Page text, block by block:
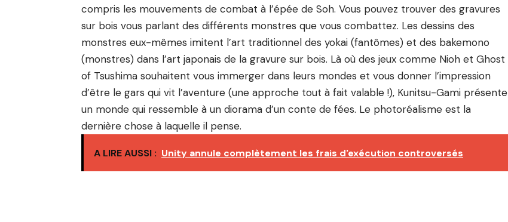
compris les mouvements de combat à l’épée de Soh. Vous pouvez trouver des gravures
sur bois vous parlant des différents monstres que vous combattez. Les dessins des
monstres eux-mêmes imitent l’art traditionnel des yokai (fantômes) et des bakemono
(monstres) dans l’art japonais de la gravure sur bois. Là où des jeux comme Nioh et Ghost
of Tsushima souhaitent vous immerger dans leurs mondes et vous donner l’impression
d’être le gars qui vit l’aventure (une approche tout à fait valable !), Kunitsu-Gami présente
un monde qui ressemble à un diorama d’un conte de fées. Le photoréalisme est la
dernière chose à laquelle il pense.
A LIRE AUSSI : Unity annule complètement les frais d'exécution controversés